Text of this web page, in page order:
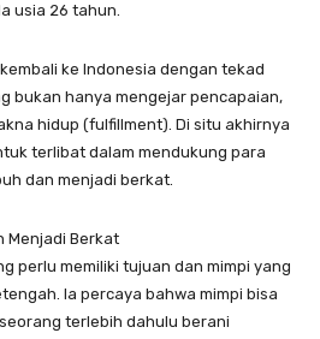
usia 26 tahun.
ke Indonesia dengan tekad
bukan hanya mengejar pencapaian,
hidup (fulfillment). Di situ akhirnya
terlibat dalam mendukung para
dan menjadi berkat.
Menjadi Berkat
perlu memiliki tujuan dan mimpi yang
Ia percaya bahwa mimpi bisa
terlebih dahulu berani